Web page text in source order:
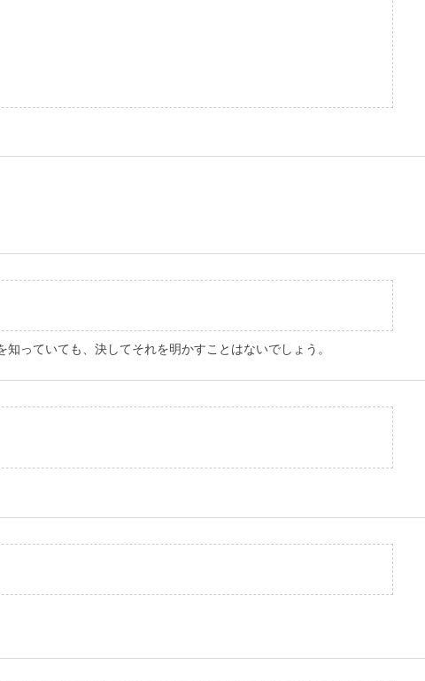
っていても、決してそれを明かすことはないでしょう。